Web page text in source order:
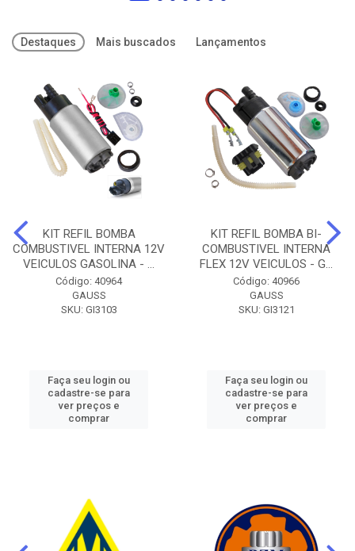
Destaques Mais buscados Lançamentos
KIT REFIL BOMBA
COMBUSTIVEL INTERNA 12V
VEICULOS GASOLINA - ...
Código: 40964
GAUSS
SKU: GI3103
Faça seu login ou
cadastre-se para
ver preços e
comprar
KIT REFIL BOMBA BI-
COMBUSTIVEL INTERNA
FLEX 12V VEICULOS - G...
Código: 40966
GAUSS
SKU: GI3121
Faça seu login ou
cadastre-se para
ver preços e
comprar